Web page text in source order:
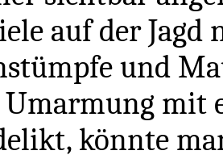
auf der Jagd
und
mit
könnte